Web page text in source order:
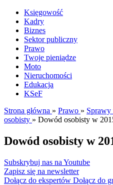
Księgowość
Kadry
Biznes
Sektor publiczny
Prawo
Twoje pieniądze
Moto
Nieruchomości
Edukacja
KSeF
Strona główna » Prawo » Sprawy
osobisty » Dowód osobisty w
Dowód osobisty w
Subskrybuj nas na Youtube
Zapisz się na newsletter
Dołącz do ekspertów Dołącz do